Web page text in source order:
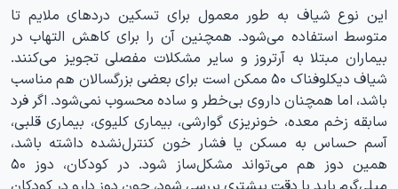
این نوع شیاف به طور معمول برای تسکین دردهای ملایم تا
متوسط استفاده می‌شود. همچنین آن را برای کاهش التهاب در
بیماران مبتلا به آرتروز و سایر مشکلات مفصلی تجویز می‌کنند.
شیاف دیکلوفناک ۵۰ ممکن است برای بعضی بزرگسالان هم مناسب
باشد، اما همچنان داروی بی‌خطر و ساده محسوب نمی‌شود. اگر فرد
سابقه زخم معده، خونریزی گوارشی، بیماری کلیوی، بیماری قلبی،
آسم حساس به مسکن یا فشار خون کنترل‌نشده داشته باشد،
همین دوز هم می‌تواند مشکل‌ساز شود. در کودکان، دوز ۵۰
میلی‌گرم باید با دقت بیشتری بررسی شود، چون دوز دارو در کودکان